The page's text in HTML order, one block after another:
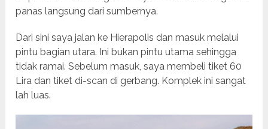
panas langsung dari sumbernya.
Dari sini saya jalan ke Hierapolis dan masuk melalui
pintu bagian utara. Ini bukan pintu utama sehingga
tidak ramai. Sebelum masuk, saya membeli tiket 60
Lira dan tiket di-scan di gerbang. Komplek ini sangat
lah luas.